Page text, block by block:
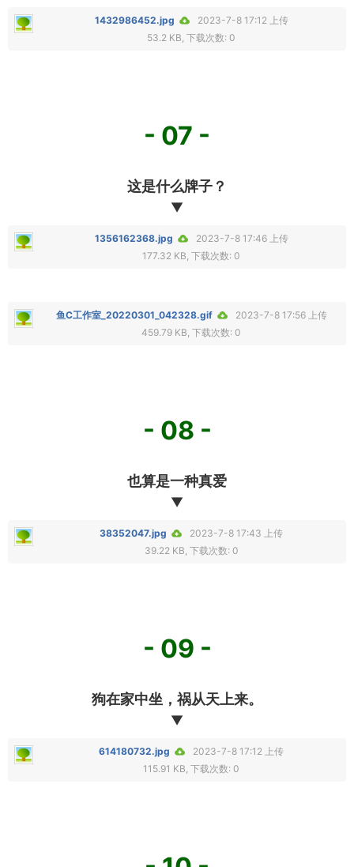
1432986452.jpg
2023-7-8 17:12 上传
53.2 KB, 下载次数: 0
- 07 -
这是什么牌子？
▼
1356162368.jpg
2023-7-8 17:46 上传
177.32 KB, 下载次数: 0
鱼C工作室_20220301_042328.gif
2023-7-8 17:56 上传
459.79 KB, 下载次数: 0
- 08 -
也算是一种真爱
▼
38352047.jpg
2023-7-8 17:43 上传
39.22 KB, 下载次数: 0
- 09 -
狗在家中坐，祸从天上来。
▼
614180732.jpg
2023-7-8 17:12 上传
115.91 KB, 下载次数: 0